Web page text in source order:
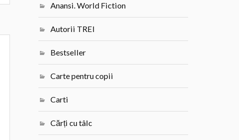
Anansi. World Fiction
Autorii TREI
Bestseller
Carte pentru copii
Carti
Cărți cu tâlc